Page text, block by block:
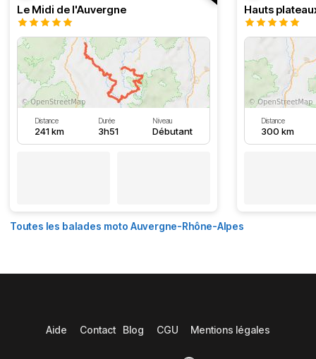
Le Midi de l'Auvergne
Distance
241 km
Durée
3h51
Niveau
Débutant
Hauts
Distance
300 km
Toutes les balades moto Auvergne-Rhône-Alpes
Aide Contact Blog CGU Mentions légales